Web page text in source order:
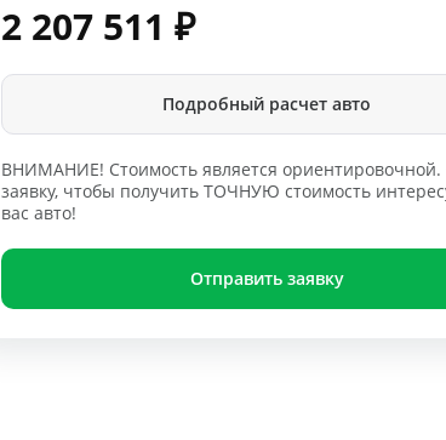
2 207 511 ₽
Подробный расчет авто
ВНИМАНИЕ! Стоимость является ориентировочной.
заявку, чтобы получить ТОЧНУЮ стоимость
вас авто!
Отправить заявку